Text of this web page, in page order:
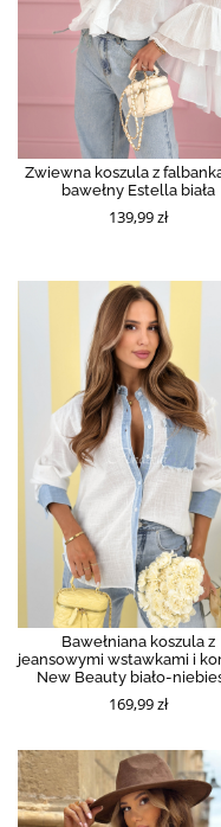
Zwiewna koszula z
bawełny Estella biała
139,99 zł
Bawełniana koszula z
jeansowymi wstawkami i
New Beauty biało-
169,99 zł